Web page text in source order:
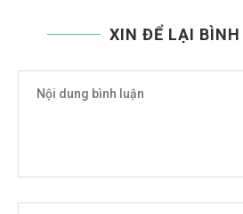
XIN ĐỂ LẠI BÌNH